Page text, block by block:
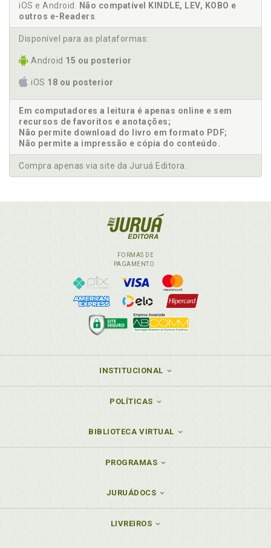
iOS e Android.
Não compatível KINDLE, LEV, KOBO e
outros e-Readers
Disponível para as plataformas:
Android 15 ou posterior
iOS 18 ou posterior
Em computadores a leitura é apenas online e sem
recursos de favoritos e anotações;
Não permite download do livro em formato PDF;
Não permite a impressão e cópia do conteúdo.
Compra apenas via site da Juruá Editora.
FORMAS DE
PAGAMENTO
INSTITUCIONAL
POLÍTICAS
BIBLIOTECA VIRTUAL
PROGRAMAS
JURUÁDOCS
LIVREIROS